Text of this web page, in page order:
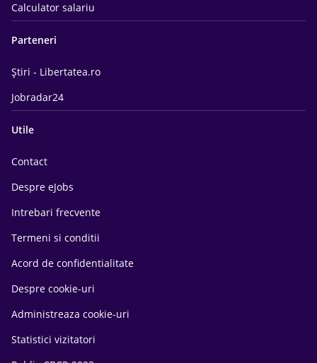
Calculator salariu
Parteneri
Știri - Libertatea.ro
Jobradar24
Utile
Contact
Despre eJobs
Intrebari frecvente
Termeni si conditii
Acord de confidentialitate
Despre cookie-uri
Administreaza cookie-uri
Statistici vizitatori